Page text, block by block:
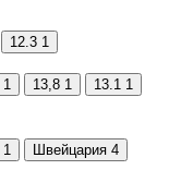
12.3 1
1 13,8 1 13.1 1
1 Швейцария 4